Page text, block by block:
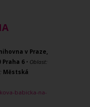
v Praze,
Praha 6 • Oblast:
Městská
babicka-na-